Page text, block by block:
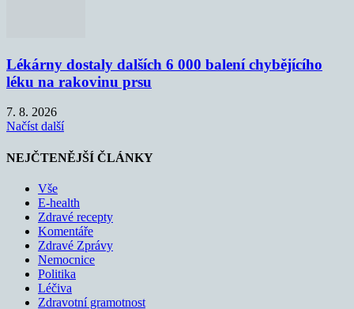
Lékárny dostaly dalších 6 000 balení chybějícího
léku na rakovinu prsu
7. 8. 2026
Načíst další
NEJČTENĚJŠÍ ČLÁNKY
Vše
E-health
Zdravé recepty
Komentáře
Zdravé Zprávy
Nemocnice
Politika
Léčiva
Zdravotní gramotnost